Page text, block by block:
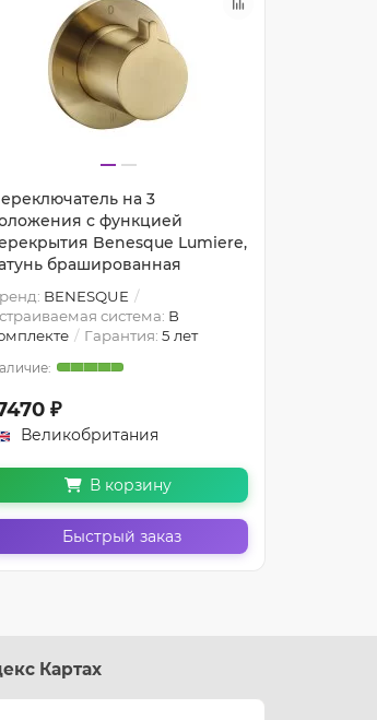
на 3
с функцией
Benesque Lumiere,
брашированная
BENESQUE
система: В
Гарантия: 5 лет
₽
Великобритания
В корзину
Быстрый заказ
Картах